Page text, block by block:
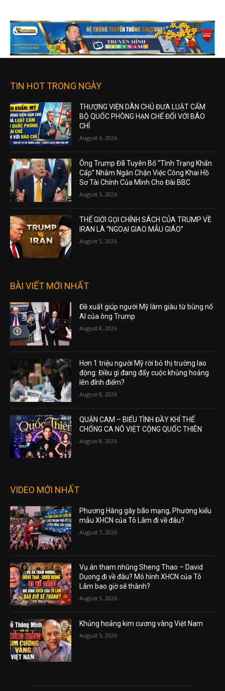
TIN HOT TRONG NGÀY
THƯỢNG VIỆN DÂN CHỦ ĐƯA LUẬT CẤM
BỘ QUỐC PHÒNG HẠN CHẾ ĐỐI VỚI BÁO
CHÍ
August 6, 2026
Ông Trump Đã Tuyên Bố “Tình Trạng Khẩn
Cấp” Nhằm Ngăn Chặn Việc Công Khai Hồ
Sơ Tài Chính Của Mình Cho Đài BBC
August 5, 2026
THẾ GIỚI GỌI CHÍNH SÁCH CỦA TRUMP VỀ
IRAN LÀ “NGOẠI GIAO MẪU GIÁO”
August 5, 2026
BÀI VIẾT MỚI NHẤT
Đề xuất giúp người Mỹ làm giàu từ bùng nổ
AI của ông Trump
August 8, 2026
Hơn 1 triệu người Mỹ rời bỏ thị trường lao
động: Điều gì đang đẩy cuộc khủng hoảng
lên đỉnh điểm?
August 8, 2026
QUẬN CAM – BIỂU TÌNH ĐẦY KHÍ THẾ
CHỐNG CA NÔ VIỆT CỘNG QUỐC THIÊN
August 8, 2026
VIDEO MỚI NHẤT
Phương Hằng gây bão mạng, Phường kiểu
mẫu XHCN của Tô Lâm đi về đâu?
August 7, 2026
Vụ án tham nhũng Sheng Thao – David
Duong đi về đâu? Mô hình XHCN của Tô
Lâm bao giờ sẽ thành?
August 5, 2026
Khủng hoảng kim cương vàng Việt Nam
August 5, 2026